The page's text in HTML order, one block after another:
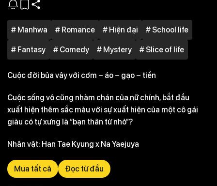
# Manhwa # Romance # Hiện đại # School life
# Fantasy # Comedy # Mystery # Slice of life
Cuộc đời bủa vây với cơm – áo – gạo – tiền
Cuộc sống vô cũng nhàm chán của nữ chính, bắt đầu
xuất hiện thêm sắc màu với sự xuất hiện của một cô gái
giàu có tự xưng là “bạn thân từ nhỏ”?
Nhân vật: Han Tae Kyung x Na Yaejuya
Mua tất cả Đọc từ đầu